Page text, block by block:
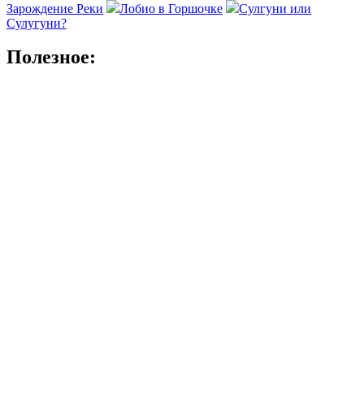
Зарождение Реки
Лобио в Горшочке
Сулгуни или
Сулугуни?
Полезное: